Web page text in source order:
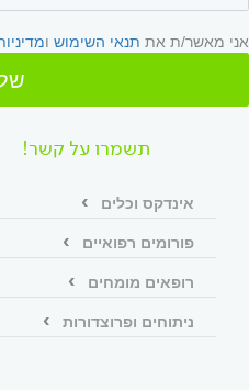
אני מאשר/ת את תנאי השימוש ו
תשמרו על קשר!
אינדקס וכלים
פורומים רפואיים
רופאים מומחים
ניתוחים ופרוצדורות